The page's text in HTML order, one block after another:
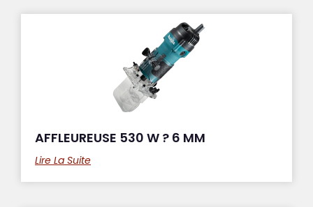
AFFLEUREUSE 530 W ? 6 MM
Lire La Suite